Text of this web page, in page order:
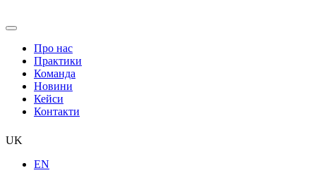
Про нас
Практики
Команда
Новини
Кейси
Контакти
UK
EN